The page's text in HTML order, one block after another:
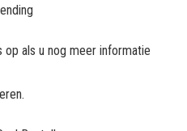
als u nog meer informatie